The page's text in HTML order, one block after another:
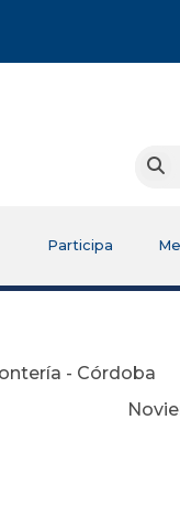
Participa
- Córdoba